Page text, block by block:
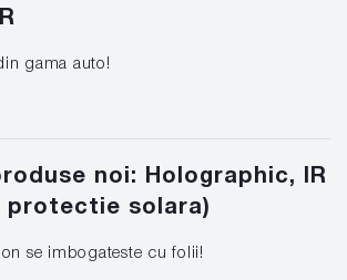
gama auto!
noi: Holographic, IR
protectie solara)
se imbogateste cu folii!